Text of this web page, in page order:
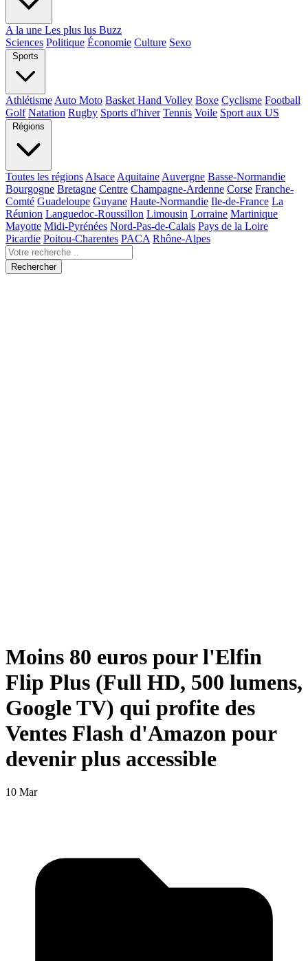
A la une Les plus lus Buzz
Sciences Politique Économie Culture Sexo
Sports
Athlétisme Auto Moto Basket Hand Volley Boxe Cyclisme Football
Golf Natation Rugby Sports d'hiver Tennis Voile Sport aux US
Régions
Toutes les régions Alsace Aquitaine Auvergne Basse-Normandie
Bourgogne Bretagne Centre Champagne-Ardenne Corse Franche-
Comté Guadeloupe Guyane Haute-Normandie Ile-de-France La
Réunion Languedoc-Roussillon Limousin Lorraine Martinique
Mayotte Midi-Pyrénées Nord-Pas-de-Calais Pays de la Loire
Picardie Poitou-Charentes PACA Rhône-Alpes
Rechercher
Moins 80 euros pour l'Elfin
Flip Plus (Full HD, 500 lumens,
Google TV) qui profite des
Ventes Flash d'Amazon pour
devenir plus accessible
10 Mar